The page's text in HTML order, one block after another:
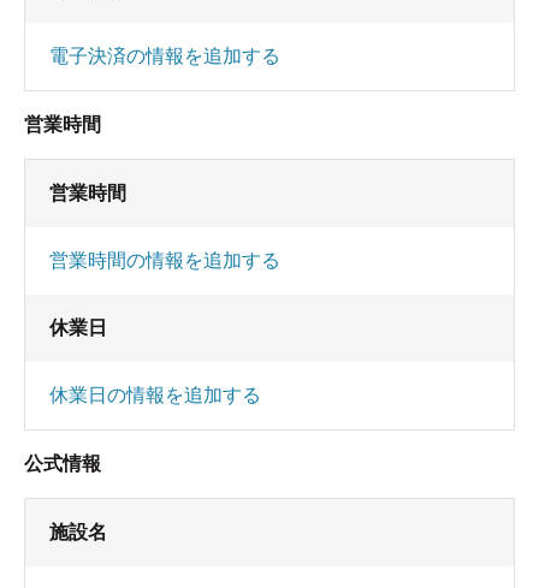
電子決済の情報を追加する
営業時間
営業時間
営業時間の情報を追加する
休業日
休業日の情報を追加する
公式情報
施設名